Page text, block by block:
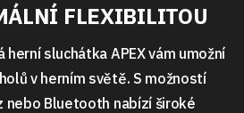
FLEXIBILITOU
sluchátka APEX vám umožní
v herním světě. S možností
nebo Bluetooth nabízí široké